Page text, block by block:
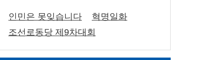
인민은 못잊습니다
혁명일화
조선로동당 제9차대회